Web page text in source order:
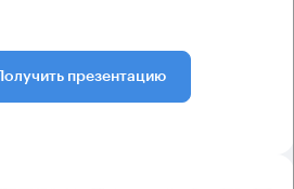
Получить презентацию